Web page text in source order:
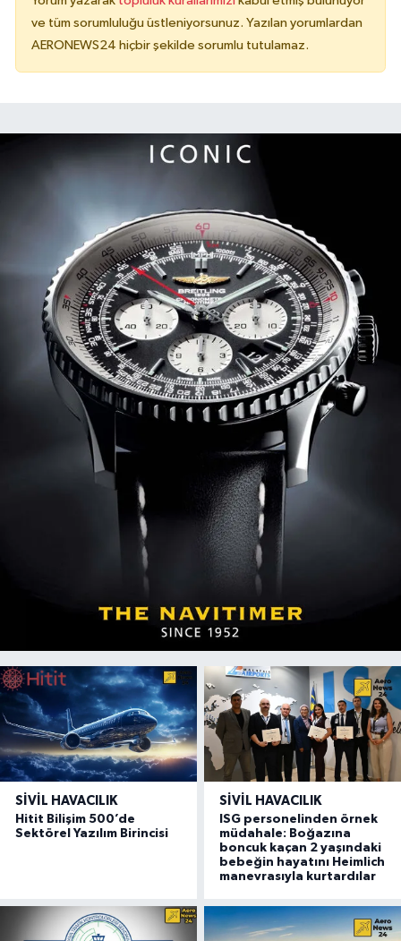
ve tüm sorumluluğu üstleniyorsunuz. Yazılan yorumlardan
AERONEWS24 hiçbir şekilde sorumlu tutulamaz.
SIVIL HAVACILIK
Hitit Bilişim 500’de
Sektörel Yazılım Birincisi
SIVIL HAVACILIK
ISG personelinden örnek
müdahale: Boğazına
boncuk kaçan 2 yaşındaki
bebeğin hayatını Heimlich
manevrasıyla kurtardılar